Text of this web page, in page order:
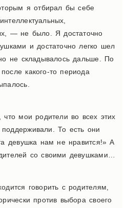
я отбирал бы себе
— не было. Я достаточно
и достаточно легко шел
не складывалось дальше. По
какого-то периода
мои родители во всех этих
То есть они
девушка нам не нравится!» А
со своими девушками…
говорить с родителям,
против выбора своего